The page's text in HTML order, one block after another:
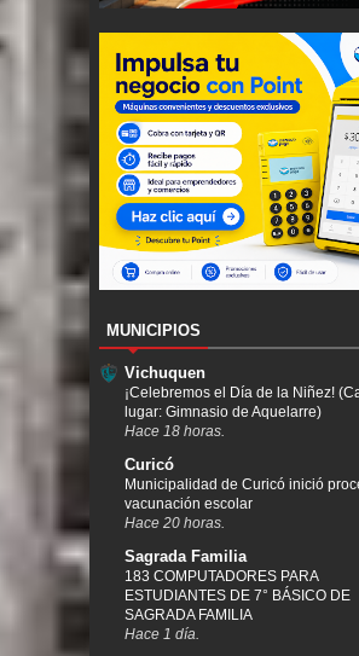
MUNICIPIOS
Vichuquen
¡Celebremos el Día de la Niñez!
lugar: Gimnasio de Aquelarre)
Hace 18 horas.
Curicó
Municipalidad de Curicó inició
vacunación escolar
Hace 20 horas.
Sagrada Familia
183 COMPUTADORES PARA
ESTUDIANTES DE 7° BÁSICO DE
SAGRADA FAMILIA
Hace 1 día.